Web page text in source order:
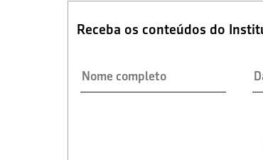
Receba os conteúdos do